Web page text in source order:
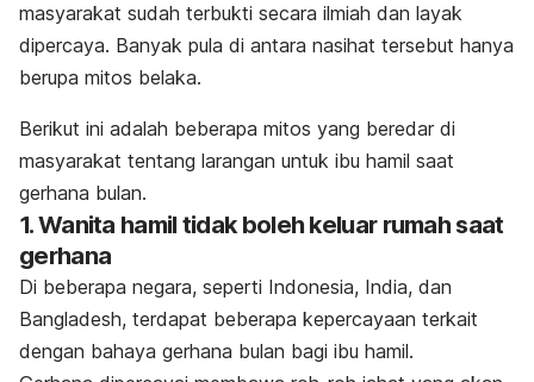
masyarakat sudah terbukti secara ilmiah dan layak
dipercaya. Banyak pula di antara nasihat tersebut hanya
berupa mitos belaka.
Berikut ini adalah beberapa mitos yang beredar di
masyarakat tentang larangan untuk ibu hamil saat
gerhana bulan.
1. Wanita hamil tidak boleh keluar rumah saat
gerhana
Di beberapa negara, seperti Indonesia, India, dan
Bangladesh, terdapat beberapa kepercayaan terkait
dengan bahaya gerhana bulan bagi ibu hamil.